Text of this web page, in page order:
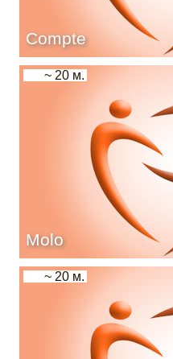
Compte
Molo
~ 20 м.
~ 20 м.